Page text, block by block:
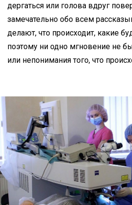
дергаться или голова вдруг
замечательно обо всем
делают, что происходит, какие
поэтому ни одно мгновение не
или непонимания того, что